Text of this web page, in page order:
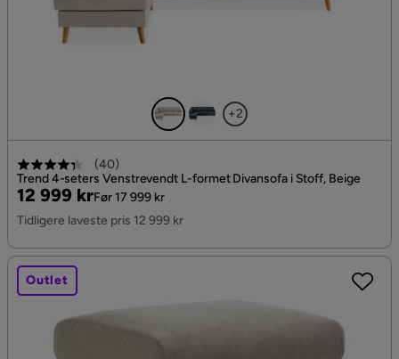
+2
(40)
Trend 4-seters Venstrevendt L-formet Divansofa i Stoff, Beige
Pris
12 999 kr
Original
Pris
Før 17 999 kr
Tidligere laveste pris 12 999 kr
Outlet